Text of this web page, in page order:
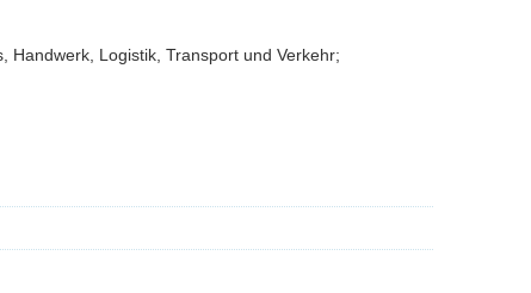
Handwerk, Logistik, Transport und Verkehr;